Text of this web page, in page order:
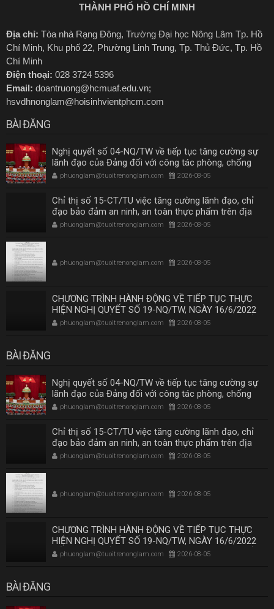
THÀNH PHỐ HỒ CHÍ MINH
Địa chỉ: Tòa nhà Rạng Đông, Trường Đại học Nông Lâm Tp. Hồ
Chí Minh, Khu phố 22, Phường Linh Trung, Tp. Thủ Đức, Tp. Hồ
Chí Minh
Điện thoại: 028 3724 5396
Email: doantruong@hcmuaf.edu.vn;
hsvdhnonglam@hoisinhvientphcm.com
BÀI ĐĂNG
Nghị quyết số 04-NQ/TW về tiếp tục tăng cường sự
lãnh đạo của Đảng đối với công tác phòng, chống
tham nhũng, lãng phí, tiêu cực trong giai đoạn mới
phuonglam@tuoitrenonglam.com 2026-08-05
Chỉ thị số 15-CT/TU việc tăng cường lãnh đạo, chỉ
đạo bảo đảm an ninh, an toàn thực phẩm trên địa
bàn Thành phố Hồ Chí Minh
phuonglam@tuoitrenonglam.com 2026-08-05
phuonglam@tuoitrenonglam.com 2026-08-05
CHƯƠNG TRÌNH HÀNH ĐỘNG VỀ TIẾP TỤC THỰC
HIỆN NGHỊ QUYẾT SỐ 19-NQ/TW, NGÀY 16/6/2022
CỦA BAN CHẤP HÀNH TRUNG ƯƠNG KHÓA XIII VỀ
phuonglam@tuoitrenonglam.com 2026-08-05
BÀI ĐĂNG
Nghị quyết số 04-NQ/TW về tiếp tục tăng cường sự
lãnh đạo của Đảng đối với công tác phòng, chống
tham nhũng, lãng phí, tiêu cực trong giai đoạn mới
phuonglam@tuoitrenonglam.com 2026-08-05
Chỉ thị số 15-CT/TU việc tăng cường lãnh đạo, chỉ
đạo bảo đảm an ninh, an toàn thực phẩm trên địa
bàn Thành phố Hồ Chí Minh
phuonglam@tuoitrenonglam.com 2026-08-05
phuonglam@tuoitrenonglam.com 2026-08-05
CHƯƠNG TRÌNH HÀNH ĐỘNG VỀ TIẾP TỤC THỰC
HIỆN NGHỊ QUYẾT SỐ 19-NQ/TW, NGÀY 16/6/2022
CỦA BAN CHẤP HÀNH TRUNG ƯƠNG KHÓA XIII VỀ
phuonglam@tuoitrenonglam.com 2026-08-05
BÀI ĐĂNG